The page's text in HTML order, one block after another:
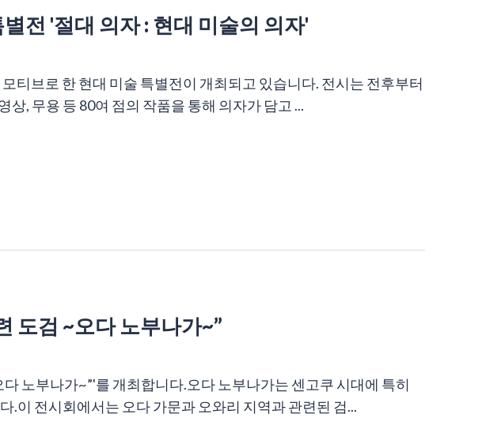
전 '절대 의자 : 현대 미술의 의자'
티브로 한 현대 미술 특별전이 개최되고 있습니다. 전시는 전후부터
상, 무용 등 80여 점의 작품을 통해 의자가 담고 ...
도검 ~오다 노부나가~”
노부나가~”'를 개최합니다.오다 노부나가는 센고쿠 시대에 특히
.이 전시회에서는 오다 가문과 오와리 지역과 관련된 검...